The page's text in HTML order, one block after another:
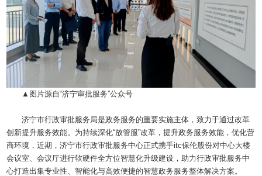
▲图片源自“济宁审批服务”公众号
济宁市行政审批服务局是政务服务的重要实施主体，致力于通过改革
创新提升服务效能。为持续深化“放管服”改革，提升政务服务效能，优化营
商环境，近期，济宁市行政审批服务中心正式携手itc保伦股份对中心大楼
会议室、会议厅进行软硬件全方位智慧化升级建设，助力行政审批服务中
心打造出集专业性、智能化与高效便捷的智慧政务服务整体解决方案。